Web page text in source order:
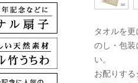
タオルを
のし・包
い。
お配りす